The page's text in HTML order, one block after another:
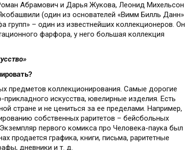
Абрамович и Дарья Жукова, Леонид Михельсон
(один из основателей «Вимм Билль Данн»
групп» – один из известнейших коллекционеров. Он
фарфора, у него большая коллекция
предметов коллекционирования. Самые дорогие
искусства, ювелирные изделия. Есть
стране и не цениться за ее пределами. Например,
собственных раритетов – бейсбольных
первого комикса про Человека-паука был
продается графика, книги, письма, раритетные
дневники и т. д.